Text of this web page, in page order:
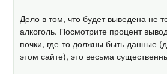
Дело в том, что будет выведена не
алкоголь. Посмотрите процент
почки, где-то должны быть данные
этом сайте), это весьма